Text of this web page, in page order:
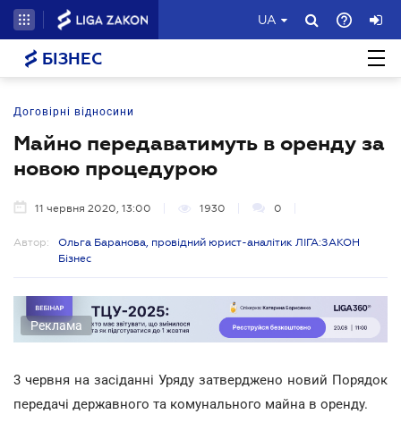
UA
БІЗНЕС
Договірні відносини
Майно передаватимуть в оренду за
новою процедурою
11 червня 2020, 13:00 1930 0
Автор:
Ольга Баранова, провідний юрист-аналітик ЛІГА:ЗАКОН
Бізнес
Реклама
3 червня на засіданні Уряду затверджено новий Порядок
передачі державного та комунального майна в оренду.